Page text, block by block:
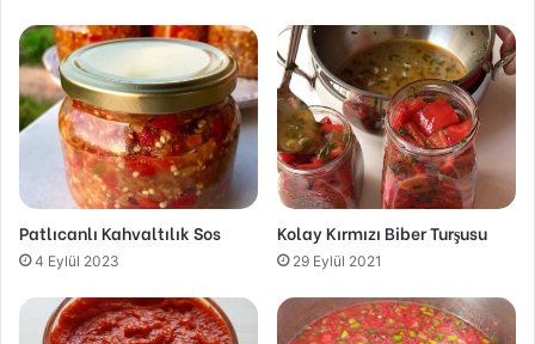
Patlıcanlı Kahvaltılık Sos
4 Eylül 2023
Kolay Kırmızı Biber Turşusu
29 Eylül 2021